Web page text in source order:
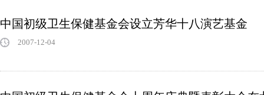
中国初级卫生保健基金会设立芳华十八演艺基金
2007-12-04